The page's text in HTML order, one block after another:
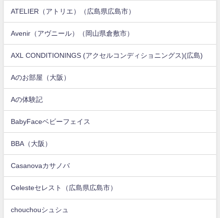
ATELIER（アトリエ）（広島県広島市）
Avenir（アヴニール）（岡山県倉敷市）
AXL CONDITIONINGS (アクセルコンディショニングス)(広島)
Aのお部屋（大阪）
Aの体験記
BabyFaceベビーフェイス
BBA（大阪）
Casanovaカサノバ
Celesteセレスト（広島県広島市）
chouchouシュシュ